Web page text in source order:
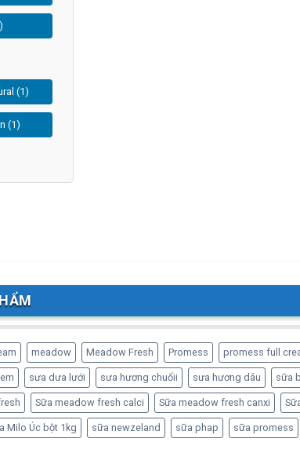
(1)
(1)
meadow Meadow Fresh Promess promess full
sưa dưa lưới sưa hương chuốii sưa hương dâu sữa
Sữa meadow fresh calci Sữa meadow fresh canxi
Milo Úc bột 1kg sữa newzeland sữa phap sữa promess